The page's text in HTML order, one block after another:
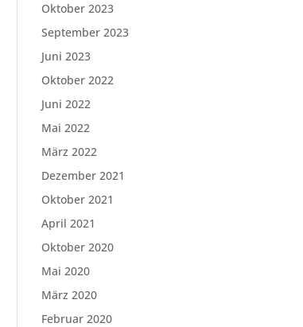
Oktober 2023
September 2023
Juni 2023
Oktober 2022
Juni 2022
Mai 2022
März 2022
Dezember 2021
Oktober 2021
April 2021
Oktober 2020
Mai 2020
März 2020
Februar 2020